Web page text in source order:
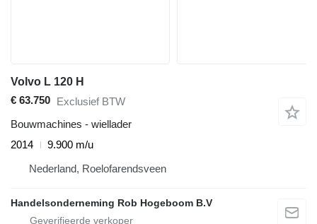
Volvo L 120 H
€ 63.750 Exclusief BTW
Bouwmachines - wiellader
2014
9.900 m/u
Nederland, Roelofarendsveen
Handelsonderneming Rob Hogeboom B.V